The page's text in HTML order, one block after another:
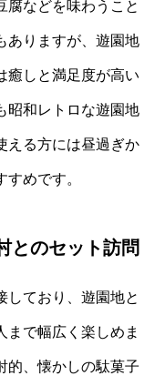
腐などを味わうこと
ありますが、遊園地
癒しと満足度が高い
昭和レトロな遊園地
える方には昼過ぎか
めです。
とのセット訪問
しており、遊園地と
まで幅広く楽しめま
的、懐かしの駄菓子